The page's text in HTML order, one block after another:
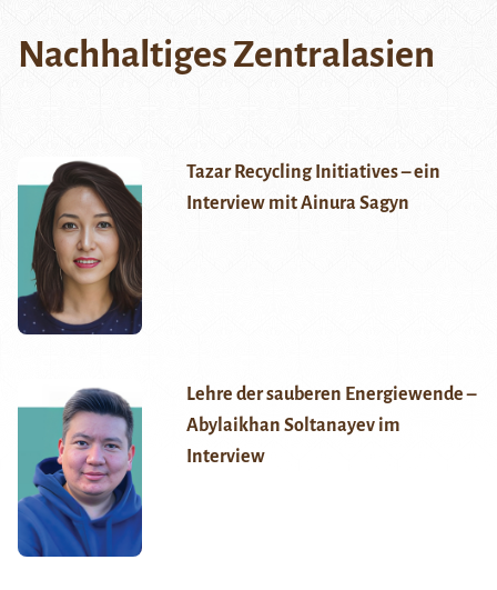
Nachhaltiges Zentralasien
Tazar Recycling Initiatives – ein
Interview mit Ainura Sagyn
Lehre der sauberen Energiewende –
Abylaikhan Soltanayev im
Interview